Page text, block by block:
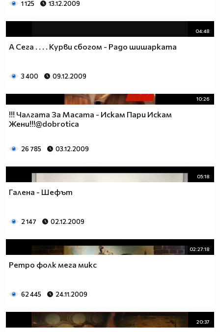
1 125 13.12.2009
04:48
А Сега . . . . Курви сбогом - Радо шишарката
3 400 09.12.2009
10:26
!!! Чалгата За Масата - Искам Пари Искам
Жени!!!@dobrotica
26 785 03.12.2009
05:18
Галена - Шефът
2 147 02.12.2009
02:27:18
Ретро фолк мега микс
62 445 24.11.2009
20:37